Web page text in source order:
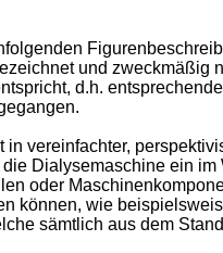
und zweckmäßig
d.h.
in vereinfachter,
Dialysemaschine ein
oder
können, wie
sämtlich aus dem